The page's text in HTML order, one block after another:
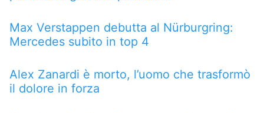
Max Verstappen debutta al Nürburgring:
Mercedes subito in top 4
Alex Zanardi è morto, l’uomo che trasformò
il dolore in forza